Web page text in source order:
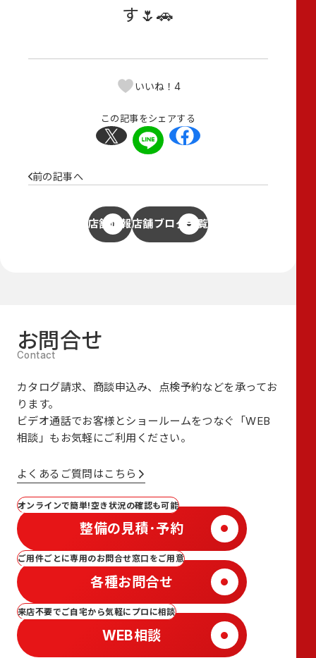
す🌷🚗
いいね！ 4
この記事をシェアする
前の記事へ
店舗情報店舗ブログ一覧
お問合せ
カタログ請求、商談申込み、点検予約などを承ってお
ります。
ビデオ通話でお客様とショールームをつなぐ
「WEB
相談」も お気軽にご利用ください。
よくあるご質問はこちら
オンラインで簡単!空き状況の確認も可能
整備の見積･予約
ご用件ごとに専用のお問合せ窓口をご用意
各種お問合せ
来店不要でご自宅から気軽にプロに相談
WEB相談